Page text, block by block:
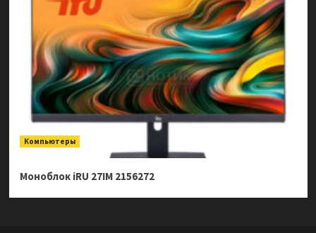
Компьютеры
Моноблок iRU 27IM 2156272